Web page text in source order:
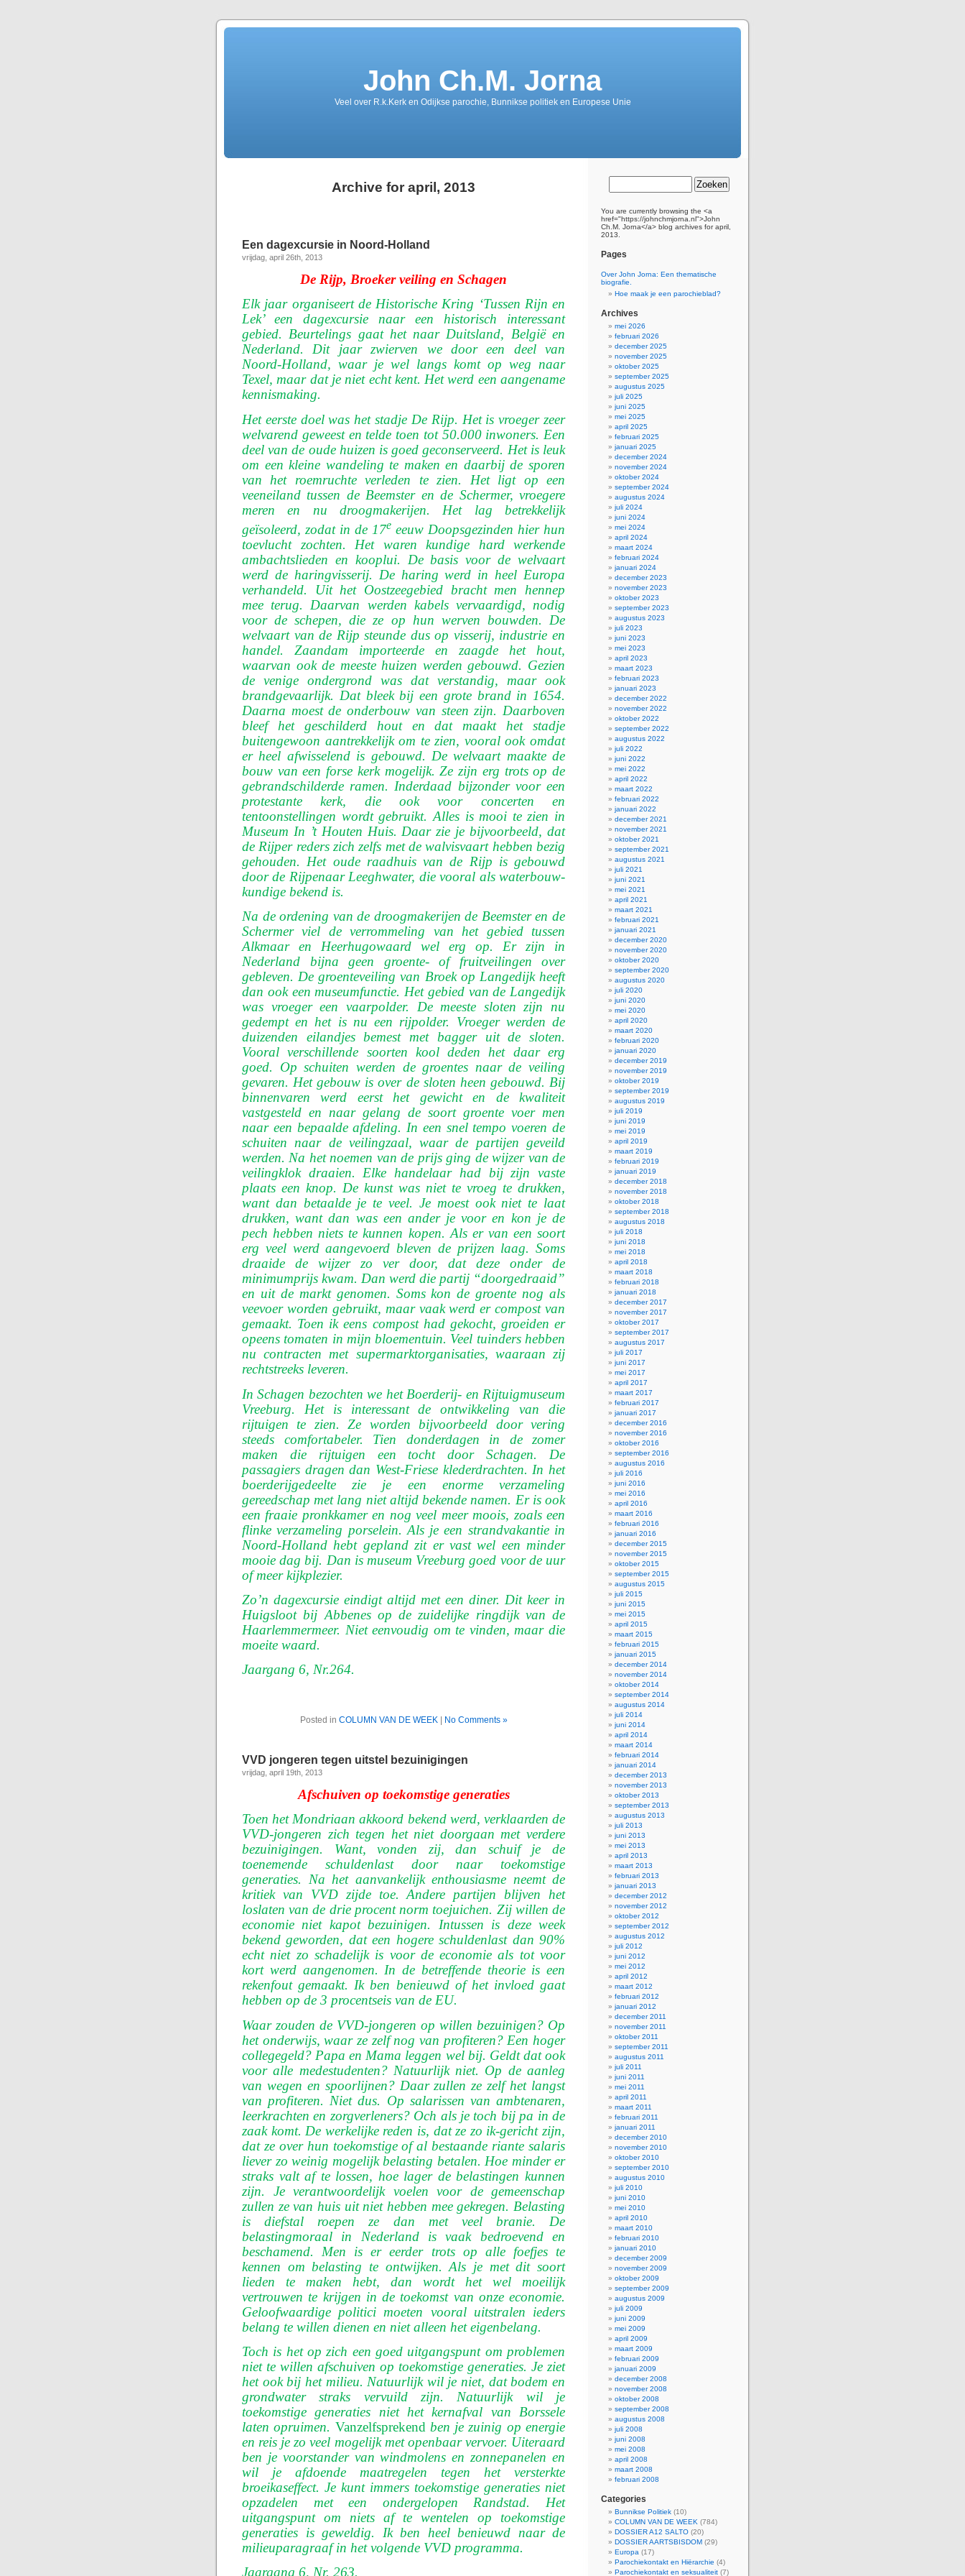
John Ch.M. Jorna
Veel over R.k.Kerk en Odijkse parochie, Bunnikse politiek en Europese Unie
Archive for april, 2013
Een dagexcursie in Noord-Holland
vrijdag, april 26th, 2013
De Rijp, Broeker veiling en Schagen
Elk jaar organiseert de Historische Kring ‘Tussen Rijn en
Lek’ een dagexcursie naar een historisch interessant
gebied. Beurtelings gaat het naar Duitsland, België en
Nederland. Dit jaar zwierven we door een deel van
Noord-Holland, waar je wel langs komt op weg naar
Texel, maar dat je niet echt kent. Het werd een aangename
kennisma­king.
Het eerste doel was het stadje De Rijp. Het is vroeger zeer
welvarend geweest en telde toen tot 50.000 inwoners. Een
deel van de oude huizen is goed geconserveerd. Het is leuk
om een kleine wandeling te maken en daarbij de sporen
van het roemruchte verleden te zien. Het ligt op een
veeneiland tussen de Beemster en de Schermer, vroegere
meren en nu droogmakerijen. Het lag betrekkelijk
geïsoleerd, zodat in de 17e eeuw Doopsgezinden hier hun
toevlucht zochten. Het waren kundige hard werkende
ambachtslieden en kooplui. De basis voor de welvaart
werd de ha­ringvisserij. De haring werd in heel Europa
ver­handeld. Uit het Oostzeegebied bracht men hen­nep
mee terug. Daarvan werden kabels vervaar­digd, nodig
voor de schepen, die ze op hun wer­ven bouwden. De
welvaart van de Rijp steunde dus op visserij, industrie en
handel. Zaandam importeerde en zaagde het hout,
waarvan ook de meeste huizen werden gebouwd. Gezien
de ve­nige ondergrond was dat verstandig, maar ook
brandgevaarlijk. Dat bleek bij een grote brand in 1654.
Daarna moest de onderbouw van steen zijn. Daarboven
bleef het geschilderd hout en dat maakt het stadje
buitengewoon aantrekkelijk om te zien, vooral ook omdat
er heel afwisselend is gebouwd. De welvaart maakte de
bouw van een forse kerk mogelijk. Ze zijn erg trots op de
ge­brandschilderde ramen. Inderdaad bijzonder voor een
protestante kerk, die ook voor concerten en
tentoonstellingen wordt gebruikt. Alles is mooi te zien in
Museum In ’t Houten Huis. Daar zie je bij­voorbeeld, dat
de Rijper reders zich zelfs met de walvisvaart hebben bezig
gehouden. Het oude raadhuis van de Rijp is gebouwd
door de Rij­penaar Leeghwater, die vooral als waterbouw­
kundige bekend is.
Na de ordening van de droogmakerijen de Beem­ster en de
Schermer viel de verrommeling van het gebied tussen
Alkmaar en Heerhugowaard wel erg op. Er zijn in
Nederland bijna geen groente- of fruitveilingen over
gebleven. De groenteveiling van Broek op Langedijk heeft
dan ook een museumfunctie. Het gebied van de Lan­gedijk
was vroeger een vaarpolder. De meeste sloten zijn nu
gedempt en het is nu een rijpolder. Vroeger werden de
duizenden eilandjes bemest met bagger uit de sloten.
Vooral verschillende soorten kool deden het daar erg
goed. Op schui­ten werden de groentes naar de veiling
gevaren. Het gebouw is over de sloten heen gebouwd. Bij
binnenvaren werd eerst het gewicht en de kwa­liteit
vastgesteld en naar gelang de soort groente voer men
naar een bepaalde afdeling. In een snel tempo voeren de
schuiten naar de veilingzaal, waar de partijen geveild
werden. Na het noemen van de prijs ging de wijzer van de
veilingklok draaien. Elke handelaar had bij zijn vaste
plaats een knop. De kunst was niet te vroeg te drukken,
want dan betaalde je te veel. Je moest ook niet te laat
drukken, want dan was een ander je voor en kon je de
pech hebben niets te kunnen kopen. Als er van een soort
erg veel werd aangevoerd bleven de prijzen laag. Soms
draaide de wijzer zo ver door, dat deze onder de
minimumprijs kwam. Dan werd die partij “doorgedraaid”
en uit de markt genomen. Soms kon de groente nog als
veevoer worden gebruikt, maar vaak werd er compost van
gemaakt. Toen ik eens compost had gekocht, groeiden er
opeens tomaten in mijn bloementuin. Veel tuinders hebben
nu contracten met supermarktorganisaties, waaraan zij
recht­streeks leveren.
In Schagen bezochten we het Boerderij- en Rijtuigmuseum
Vreeburg. Het is interessant de ontwikkeling van die
rijtuigen te zien. Ze worden bijvoorbeeld door vering
steeds comfortabeler. Tien donderdagen in de zomer
maken die rijtuigen een tocht door Schagen. De
passagiers dragen dan West-Friese klederdrachten. In het
boerderijgedeelte zie je een enorme verzameling
gereedschap met lang niet altijd bekende namen. Er is ook
een fraaie pronkkamer en nog veel meer moois, zoals een
flinke verzameling porselein. Als je een strandvakantie in
Noord-Holland hebt gepland zit er vast wel een minder
mooie dag bij. Dan is museum Vreeburg goed voor de uur
of meer kijkplezier.
Zo’n dagexcursie eindigt altijd met een diner. Dit keer in
Huigsloot bij Abbenes op de zuidelijke ringdijk van de
Haarlemmermeer. Niet eenvoudig om te vinden, maar die
moeite waard.
Jaargang 6, Nr.264.
Posted in COLUMN VAN DE WEEK| No Comments »
VVD jongeren tegen uitstel bezuinigingen
vrijdag, april 19th, 2013
Afschuiven op toekomstige generaties
Toen het Mondriaan akkoord bekend werd, verklaarden de
VVD-jongeren zich tegen het niet doorgaan met verdere
bezuinigingen. Want, vonden zij, dan schuif je de
toenemende schuldenlast door naar toekomstige
generaties. Na het aanvankelijk enthousiasme neemt de
kritiek van VVD zijde toe. Andere partijen blijven het
loslaten van de drie procent norm toejuichen. Zij willen de
economie niet kapot bezuinigen. Intussen is deze week
bekend geworden, dat een hogere schuldenlast dan 90%
echt niet zo schadelijk is voor de economie als tot voor
kort werd aangenomen. In de betreffende theorie is een
rekenfout gemaakt. Ik ben benieuwd of het invloed gaat
hebben op de 3 procentseis van de EU.
Waar zouden de VVD-jongeren op willen bezuinigen? Op
het onderwijs, waar ze zelf nog van profiteren? Een hoger
collegegeld? Papa en Mama leggen wel bij. Geldt dat ook
voor alle medestudenten? Natuurlijk niet. Op de aanleg
van wegen en spoorlijnen? Daar zullen ze zelf het langst
van profiteren. Niet dus. Op salarissen van ambtenaren,
leerkrachten en zorgverleners? Och als je toch bij pa in de
zaak komt. De werkelijke reden is, dat ze zo ik-gericht zijn,
dat ze over hun toekomstige of al bestaande riante salaris
liever zo weinig mogelijk belasting betalen. Hoe minder er
straks valt af te lossen, hoe lager de belastingen kunnen
zijn. Je verantwoordelijk voelen voor de gemeenschap
zullen ze van huis uit niet hebben mee gekregen. Belasting
is diefstal roepen ze dan met veel branie. De
belastingmoraal in Nederland is vaak bedroevend en
beschamend. Men is er eerder trots op alle foefjes te
kennen om belasting te ontwijken. Als je met dit soort
lieden te maken hebt, dan wordt het wel moeilijk
vertrouwen te krijgen in de toekomst van onze economie.
Geloofwaardige politici moeten vooral uitstralen ieders
belang te willen dienen en niet alleen het eigenbelang.
Toch is het op zich een goed uitgangspunt om problemen
niet te willen afschuiven op toekomstige generaties. Je ziet
het ook bij het milieu. Natuurlijk wil je niet, dat bodem en
grondwater straks vervuild zijn. Natuurlijk wil je
toekomstige generaties niet het kernafval van Borssele
laten opruimen. Vanzelfsprekend ben je zuinig op energie
en reis je zo veel mogelijk met openbaar vervoer. Uiteraard
ben je voorstander van windmolens en zonnepanelen en
wil je afdoende maatregelen tegen het versterkte
broeikaseffect. Je kunt immers toekomstige generaties niet
opzadelen met een ondergelopen Randstad. Het
uitgangspunt om niets af te wentelen op toekomstige
generaties is geweldig. Ik ben heel benieuwd naar de
milieuparagraaf in het volgende VVD programma.
Jaargang 6, Nr. 263.
You are currently browsing the <a
href="https://johnchmjorna.nl">John
Ch.M. Jorna</a> blog archives for april,
2013.
Pages
Over John Jorna: Een thematische
biografie.
Hoe maak je een parochieblad?
Archives
mei 2026
februari 2026
december 2025
november 2025
oktober 2025
september 2025
augustus 2025
juli 2025
juni 2025
mei 2025
april 2025
februari 2025
januari 2025
december 2024
november 2024
oktober 2024
september 2024
augustus 2024
juli 2024
juni 2024
mei 2024
april 2024
maart 2024
februari 2024
januari 2024
december 2023
november 2023
oktober 2023
september 2023
augustus 2023
juli 2023
juni 2023
mei 2023
april 2023
maart 2023
februari 2023
januari 2023
december 2022
november 2022
oktober 2022
september 2022
augustus 2022
juli 2022
juni 2022
mei 2022
april 2022
maart 2022
februari 2022
januari 2022
december 2021
november 2021
oktober 2021
september 2021
augustus 2021
juli 2021
juni 2021
mei 2021
april 2021
maart 2021
februari 2021
januari 2021
december 2020
november 2020
oktober 2020
september 2020
augustus 2020
juli 2020
juni 2020
mei 2020
april 2020
maart 2020
februari 2020
januari 2020
december 2019
november 2019
oktober 2019
september 2019
augustus 2019
juli 2019
juni 2019
mei 2019
april 2019
maart 2019
februari 2019
januari 2019
december 2018
november 2018
oktober 2018
september 2018
augustus 2018
juli 2018
juni 2018
mei 2018
april 2018
maart 2018
februari 2018
januari 2018
december 2017
november 2017
oktober 2017
september 2017
augustus 2017
juli 2017
juni 2017
mei 2017
april 2017
maart 2017
februari 2017
januari 2017
december 2016
november 2016
oktober 2016
september 2016
augustus 2016
juli 2016
juni 2016
mei 2016
april 2016
maart 2016
februari 2016
januari 2016
december 2015
november 2015
oktober 2015
september 2015
augustus 2015
juli 2015
juni 2015
mei 2015
april 2015
maart 2015
februari 2015
januari 2015
december 2014
november 2014
oktober 2014
september 2014
augustus 2014
juli 2014
juni 2014
april 2014
maart 2014
februari 2014
januari 2014
december 2013
november 2013
oktober 2013
september 2013
augustus 2013
juli 2013
juni 2013
mei 2013
april 2013
maart 2013
februari 2013
januari 2013
december 2012
november 2012
oktober 2012
september 2012
augustus 2012
juli 2012
juni 2012
mei 2012
april 2012
maart 2012
februari 2012
januari 2012
december 2011
november 2011
oktober 2011
september 2011
augustus 2011
juli 2011
juni 2011
mei 2011
april 2011
maart 2011
februari 2011
januari 2011
december 2010
november 2010
oktober 2010
september 2010
augustus 2010
juli 2010
juni 2010
mei 2010
april 2010
maart 2010
februari 2010
januari 2010
december 2009
november 2009
oktober 2009
september 2009
augustus 2009
juli 2009
juni 2009
mei 2009
april 2009
maart 2009
februari 2009
januari 2009
december 2008
november 2008
oktober 2008
september 2008
augustus 2008
juli 2008
juni 2008
mei 2008
april 2008
maart 2008
februari 2008
Categories
Bunnikse Politiek (10)
COLUMN VAN DE WEEK (784)
DOSSIER A12 SALTO (20)
DOSSIER AARTSBISDOM (29)
Europa (17)
Parochiekontakt en Hiërarchie (4)
Parochiekontakt en seksualiteit (7)